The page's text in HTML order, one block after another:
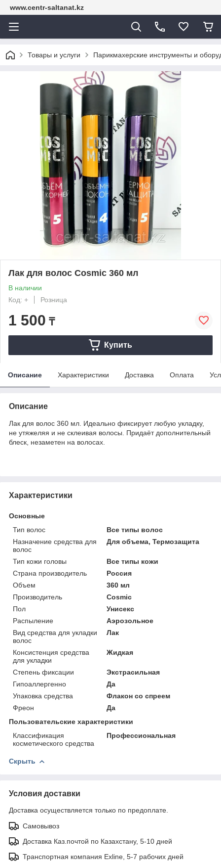
www.centr-saltanat.kz
Товары и услуги Парикмахерские инструменты и
Лак для волос Сosmic 360 мл
В наличии
Код: +
Розница
1 500 ₸
Купить
Описание Характеристики Доставка Оплата
Описание
Лак для волос 360 мл. Идеально фиксирует любую укладку,
не утяжеляя и не склеивая волосы. Придаёт дополнительный
блеск, незаметен на волосах.
Характеристики
Основные
Тип волос
Все типы волос
Назначение средства для
волос
Для объема, Термозащита
Тип кожи головы
Все типы кожи
Страна производитель
Россия
Объем
360 мл
Производитель
Cosmic
Пол
Унисекс
Распыление
Аэрозольное
Вид средства для укладки
волос
Лак
Консистенция средства
для укладки
Жидкая
Степень фиксации
Экстрасильная
Гипоаллергенно
Да
Упаковка средства
Флакон со спреем
Фреон
Да
Пользовательские характеристики
Классификация
косметического средства
Профессиональная
Скрыть
Условия доставки
Доставка осуществляется только по предоплате.
Самовывоз
Доставка Каз.почтой по Казахстану, 5-10 дней
Транспортная компания Exline, 5-7 рабочих дней